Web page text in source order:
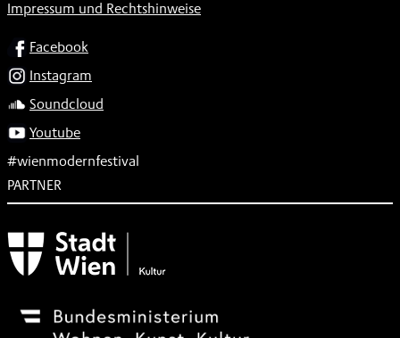
Impressum und Rechtshinweise
SOCIALFacebook
Instagram
Soundcloud
Youtube
#wienmodernfestival
PARTNER
Subventionsgeber